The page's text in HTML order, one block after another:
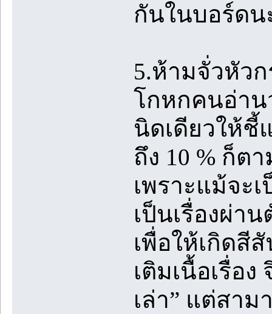
กันในบอร์ดน
5.ห้ามจั่วหัวก
โกหกคนอ่าน
นิดเดียวให้ชี้
ถึง 10 % ก็ต
เพราะแม้จะ
เป็นเรื่องผ่า
เพื่อให้เกิดสี
เติมเนื้อเรื่อ
เล่า” แต่สาม